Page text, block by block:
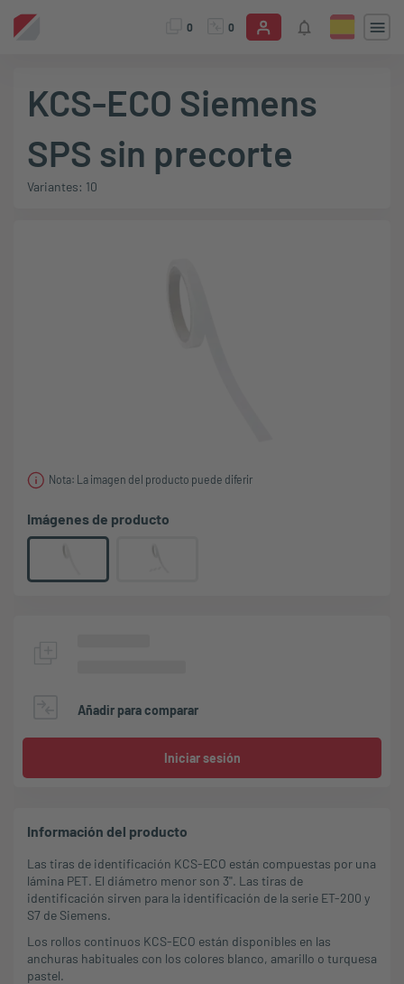
0 0
KCS-ECO Siemens
SPS sin precorte
Variantes: 10
Nota: La imagen del producto puede diferir
Imágenes de producto
Añadir para comparar
Iniciar sesión
Información del producto
Las tiras de identificación KCS-ECO están compuestas por una
lámina PET. El diámetro menor son 3''. Las tiras de
identificación sirven para la identificación de la serie ET-200 y
S7 de Siemens.
Los rollos continuos KCS-ECO están disponibles en las
anchuras habituales con los colores blanco, amarillo o turquesa
pastel.